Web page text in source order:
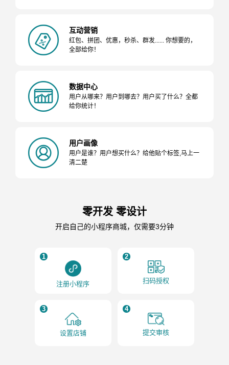
互动营销
红包、拼团、优惠，秒杀、群发...... 你想要的，
全部给你！
数据中心
用户从哪来？用户到哪去？用户买了什么？全都
给你统计！
用户画像
用户是谁？用户想买什么？给他贴个标签,马上一
清二楚
零开发 零设计
开启自己的小程序商城，仅需要3分钟
1
注册小程序
2
扫码授权
3
设置店铺
4
提交审核